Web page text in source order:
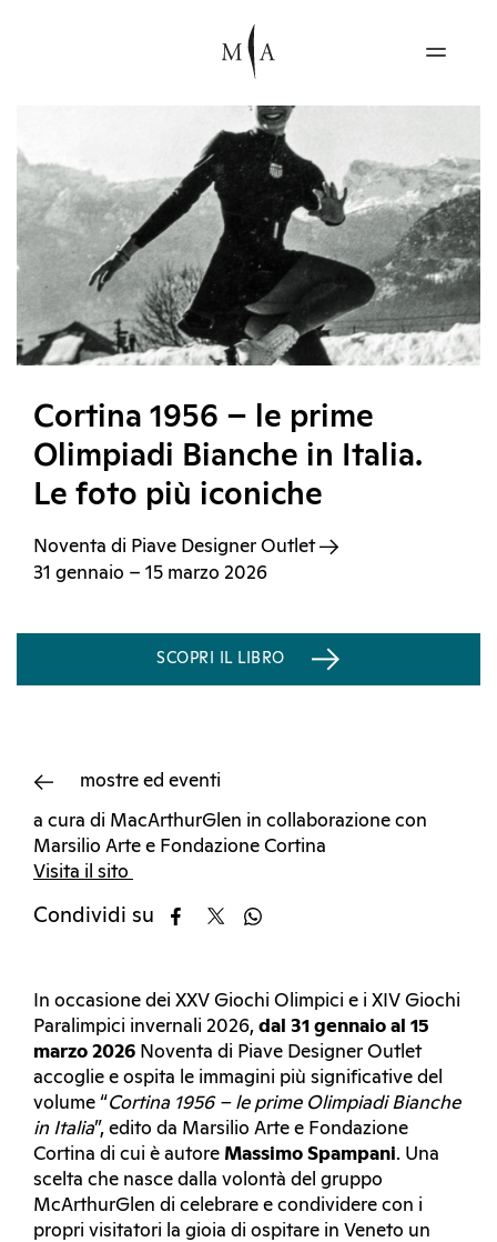
Cortina 1956 – le prime
Olimpiadi Bianche in Italia.
Le foto più iconiche
Noventa di Piave Designer Outlet
31 gennaio – 15 marzo 2026
SCOPRI IL LIBRO
mostre ed eventi
a cura di MacArthurGlen in collaborazione con
Marsilio Arte e Fondazione Cortina
Visita il sito
Condividi su
In occasione dei XXV Giochi Olimpici e i XIV Giochi
Paralimpici invernali 2026, dal 31 gennaio al 15
marzo 2026 Noventa di Piave Designer Outlet
accoglie e ospita le immagini più significative del
volume “Cortina 1956 – le prime Olimpiadi Bianche
in Italia”, edito da Marsilio Arte e Fondazione
Cortina di cui è autore Massimo Spampani. Una
scelta che nasce dalla volontà del gruppo
McArthurGlen di celebrare e condividere con i
propri visitatori la gioia di ospitare in Veneto un